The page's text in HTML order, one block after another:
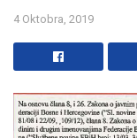
4 Oktobra, 2019